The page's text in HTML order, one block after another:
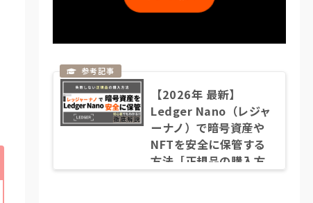
【2026年 最新】
Ledger Nano（レジャ
ーナノ）で暗号資産や
NFTを安全に保管する
方法［正規品の購入方